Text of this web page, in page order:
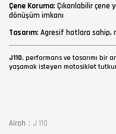
Çene Koruma: Çıkarılabilir çene
dönüşüm imkanı
Tasarım: Agresif hatlara
J110, performans ve tasarımı bir
yaşamak isteyen motosiklet
Airoh J 110